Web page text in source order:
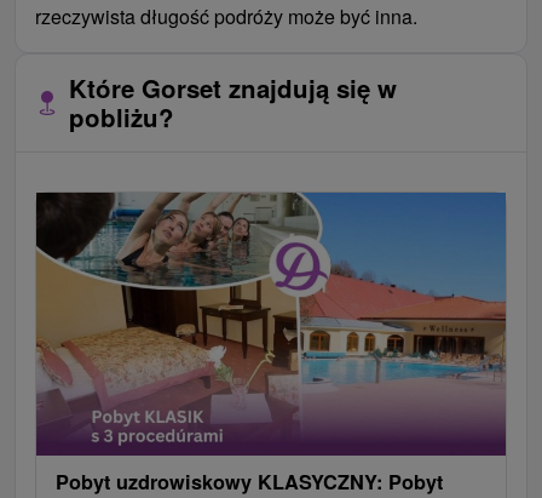
rzeczywista długość podróży może być inna.
Które Gorset znajdują się w
pobliżu?
Pobyt uzdrowiskowy KLASYCZNY: Pobyt